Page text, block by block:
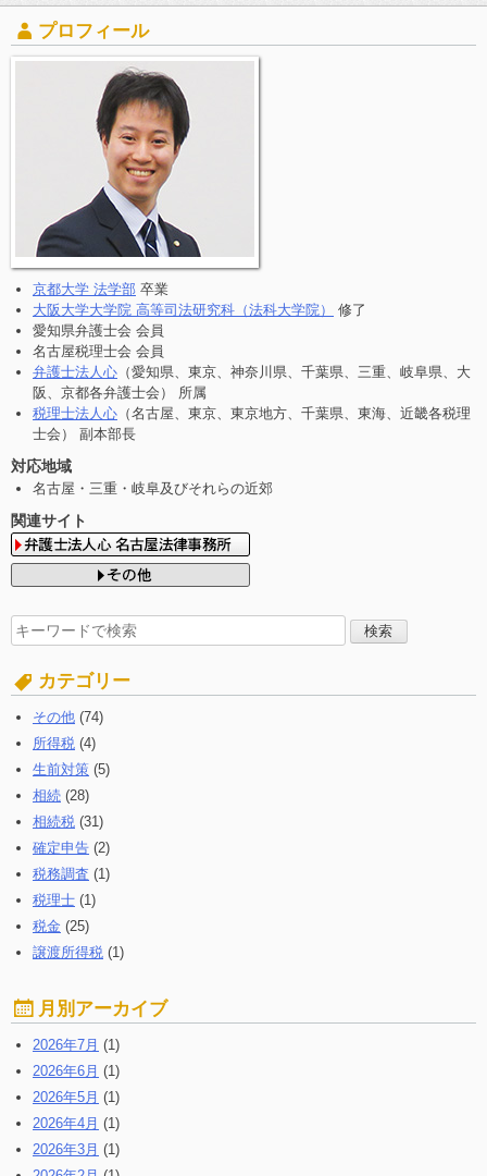
プロフィール
京都大学 法学部 卒業
大阪大学大学院 高等司法研究科（法科大学院）
修了
愛知県弁護士会 会員
名古屋税理士会 会員
弁護士法人心 （愛知県、東京、神奈川県、千葉県、三重、岐阜県、大
阪、京都各弁護士会） 所属
税理士法人心 （名古屋、東京、東京地方、千葉県、東海、近畿各税理
士会） 副本部長
対応地域
名古屋・三重・岐阜及びそれらの近郊
関連サイト
検
索
す
る:
カテゴリー
その他 (74)
所得税 (4)
生前対策 (5)
相続 (28)
相続税 (31)
確定申告 (2)
税務調査 (1)
税理士 (1)
税金 (25)
譲渡所得税 (1)
月別アーカイブ
2026年7月 (1)
2026年6月 (1)
2026年5月 (1)
2026年4月 (1)
2026年3月 (1)